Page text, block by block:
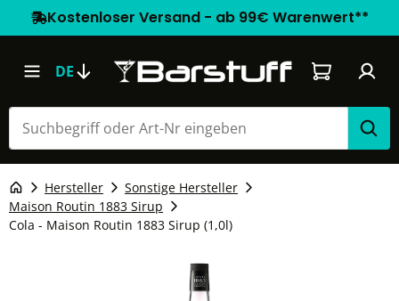
Kostenloser Versand - ab 99€ Warenwert**
DE Warenkorb
Hersteller
Sonstige Hersteller
Maison Routin 1883 Sirup
Cola - Maison Routin 1883 Sirup (1,0l)